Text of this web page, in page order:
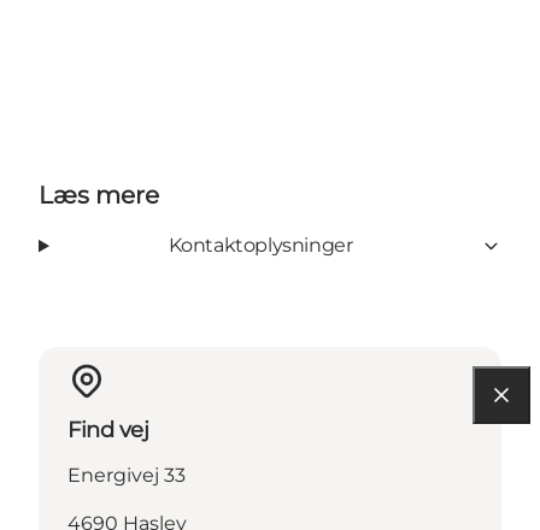
Læs mere
Kontaktoplysninger
Find vej
Energivej 33
4690 Haslev